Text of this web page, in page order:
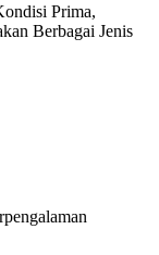
Prima,
Berbagai Jenis